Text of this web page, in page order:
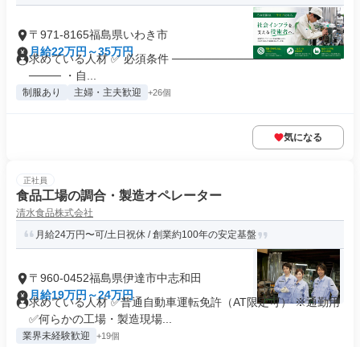
〒971-8165福島県いわき市
月給22万円～35万円
求めている人材 ✅ 必須条件 ─────────────────────
──── ・自...
制服あり 主婦・主夫歓迎 +26個
気になる
正社員
食品工場の調合・製造オペレーター
清水食品株式会社
月給24万円〜可/土日祝休 / 創業約100年の安定基盤
〒960-0452福島県伊達市中志和田
月給19万円～24万円
求めている人材 ✅普通自動車運転免許（AT限定可） ※通勤用
✅何らかの工場・製造現場...
業界未経験歓迎 +19個